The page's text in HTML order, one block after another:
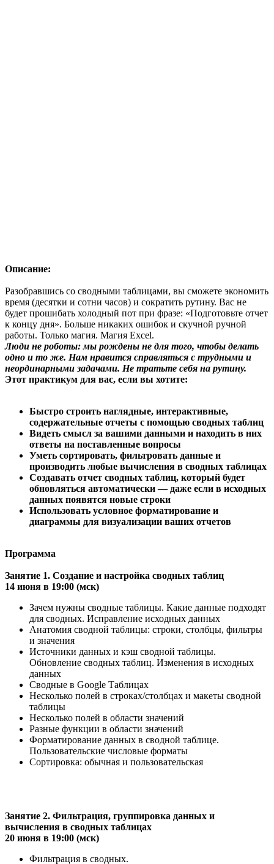
Описание:
Разобравшись со сводными таблицами, вы сможете экономить
время (десятки и сотни часов) и сократить рутину. Вас не
будет прошибать холодный пот при фразе: «Подготовьте отчет
к концу дня». Больше никаких ошибок и скучной ручной
работы. Только магия. Магия Excel.
Люди не роботы: мы рождены не для того, чтобы делать
одно и то же. Нам нравится справляться с трудными и
неординарными задачами. Не тратьте себя на рутину.
Этот практикум для вас, если вы хотите:
Быстро строить наглядные, интерактивные,
содержательные отчеты с помощью сводных таблиц
Видеть смысл за вашими данными и находить в них
ответы на поставленные вопросы
Уметь сортировать, фильтровать данные и
производить любые вычисления в сводных таблицах
Создавать отчет сводных таблиц, который будет
обновляться автоматически — даже если в исходных
данных появятся новые строки
Использовать условное форматирование и
диаграммы для визуализации ваших отчетов
Программа
Занятие 1. Создание и настройка сводных таблиц
14 июня в 19:00 (мск)
Зачем нужны сводные таблицы. Какие данные подходят
для сводных. Исправление исходных данных
Анатомия сводной таблицы: строки, столбцы, фильтры
и значения
Источники данных и кэш сводной таблицы.
Обновление сводных таблиц. Изменения в исходных
данных
Сводные в Google Таблицах
Несколько полей в строках/столбцах и макеты сводной
таблицы
Несколько полей в области значений
Разные функции в области значений
Форматирование данных в сводной таблице.
Пользовательские числовые форматы
Сортировка: обычная и пользовательская
Занятие 2. Фильтрация, группировка данных и
вычисления в сводных таблицах
20 июня в 19:00 (мск)
Фильтрация в сводных.